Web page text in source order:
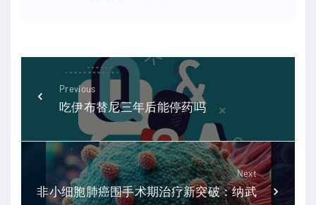
Previous
吃伊布替尼三年后能停药吗
Next
非小细胞肺癌围手术期治疗新突破：纳武